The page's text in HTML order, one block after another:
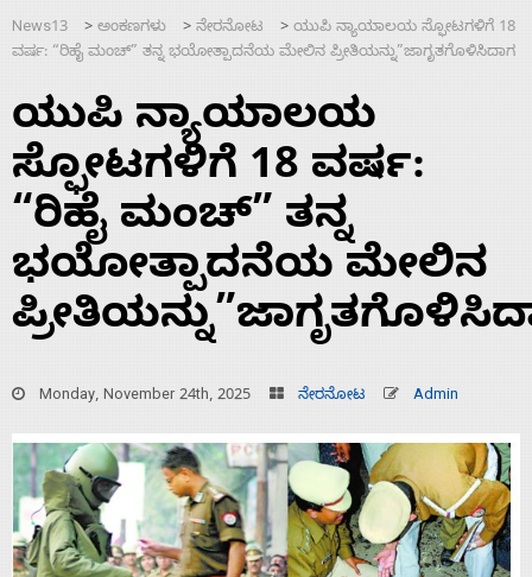
News13 > ಅಂಕಣಗಳು > ನೇರನೋಟ > ಯುಪಿ ನ್ಯಾಯಾಲಯ ಸ್ಫೋಟಗಳಿಗೆ 18
ವರ್ಷ: “ರಿಹೈ ಮಂಚ್” ತನ್ನ ಭಯೋತ್ಪಾದನೆಯ ಮೇಲಿನ ಪ್ರೀತಿಯನ್ನು”ಜಾಗೃತಗೊಳಿಸಿದಾಗ
ಯುಪಿ ನ್ಯಾಯಾಲಯ
ಸ್ಫೋಟಗಳಿಗೆ 18 ವರ್ಷ:
“ರಿಹೈ ಮಂಚ್” ತನ್ನ
ಭಯೋತ್ಪಾದನೆಯ ಮೇಲಿನ
Monday, November 24th, 2025 ನೇರನೋಟ Admin